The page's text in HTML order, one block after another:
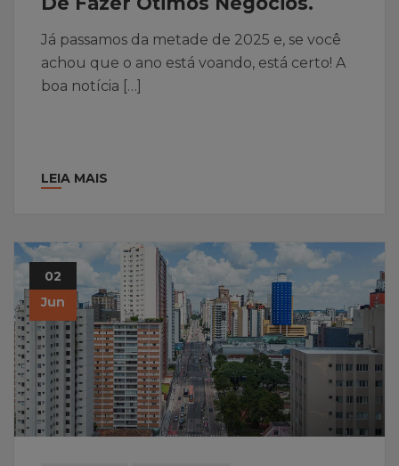
Já passamos da metade de 2025 e, se você
achou que o ano está voando, está certo! A
boa notícia […]
LEIA MAIS
02
Jun